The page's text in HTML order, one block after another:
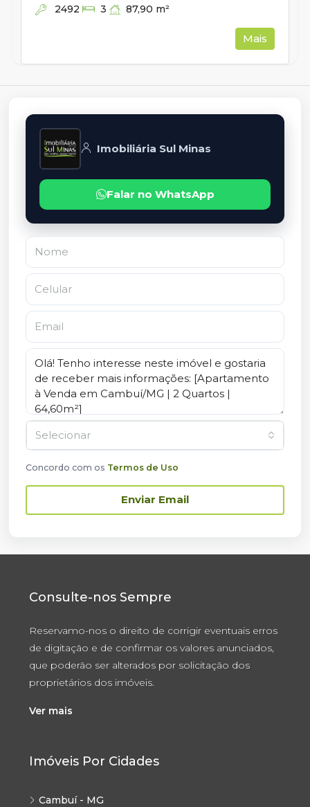
2492 3 87,90 m²
Mais
Imobiliária Sul Minas
Falar no WhatsApp
Selecionar
Concordo com os Termos de Uso
Enviar Email
Consulte-nos Sempre
Reservamo-nos o direito de corrigir eventuais erros
de digitação e de confirmar os valores anunciados,
que poderão ser alterados por solicitação dos
proprietários dos imóveis.
Ver mais
Imóveis Por Cidades
Cambuí - MG